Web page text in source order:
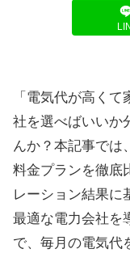
「電気代が高く
社を選べばいいか
んか？本記事では
料金プランを徹底
レーション結果に
最適な電力会社を
で、毎月の電気代